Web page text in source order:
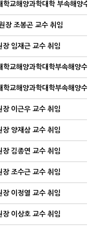
학교해양과학대학 부속해양수
장 조봉곤 교수 취임
장 임재근 교수 취임
학교해양과학대학부속해양수
학교해양과학대학부속해양수
장 이근우 교수 취임
장 양재삼 교수 취임
장 김종연 교수 취임
장 조수근 교수 취임
장 이정열 교수 취임
장 이상호 교수 취임